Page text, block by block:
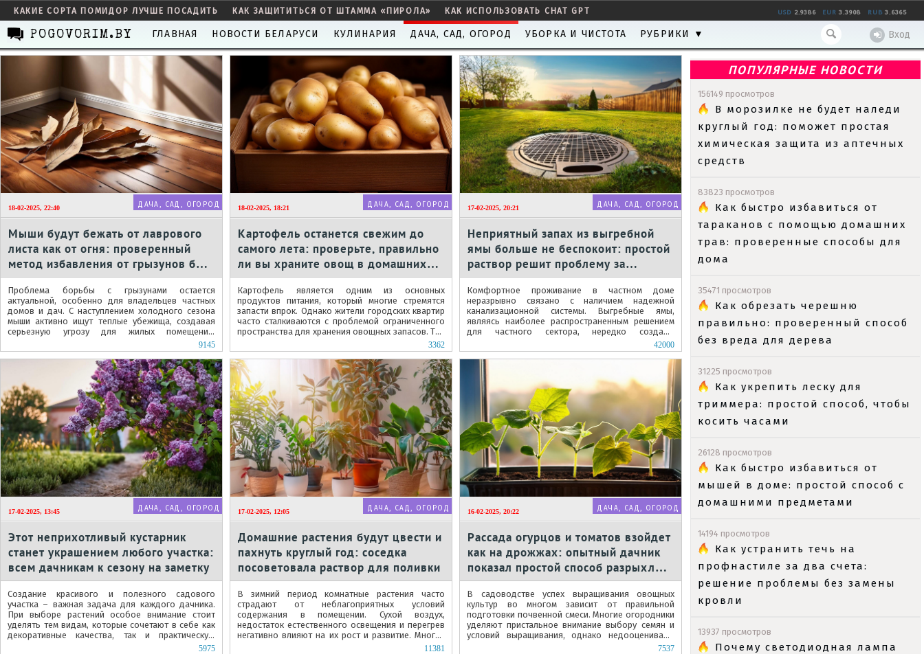
КАКИЕ СОРТА ПОМИДОР ЛУЧШЕ ПОСАДИТЬ КАК ЗАЩИТИТЬСЯ ОТ ШТАММА «ПИРОЛА» КАК ИСПОЛЬЗОВАТЬ CHAT GPT USD 2.9386 EUR 3.3908 RUB 3.6365
Вход
POGOVORIM.BY ГЛАВНАЯ НОВОСТИ БЕЛАРУСИ КУЛИНАРИЯ ДАЧА, САД, ОГОРОД УБОРКА И ЧИСТОТА РУБРИКИ ▼
ПОПУЛЯРНЫЕ НОВОСТИ
156149 просмотров
В морозилке не будет наледи
круглый год: поможет простая
химическая защита из аптечных
средств
83823 просмотров
Как быстро избавиться от
тараканов с помощью домашних
трав: проверенные способы для
дома
35471 просмотров
Как обрезать черешню
правильно: проверенный способ
без вреда для дерева
31225 просмотров
Как укрепить леску для
триммера: простой способ, чтобы
косить часами
26128 просмотров
Как быстро избавиться от
мышей в доме: простой способ с
домашними предметами
14194 просмотров
Как устранить течь на
профнастиле за два счета:
решение проблемы без замены
кровли
13937 просмотров
Почему светодиодная лампа
18-02-2025, 22:40 ДАЧА, САД, ОГОРОД
Мыши будут бежать от лаврового
листа как от огня: проверенный
метод избавления от грызунов без
всякой химии
Проблема борьбы с грызунами остается
актуальной, особенно для владельцев частных
домов и дач. С наступлением холодного сезона
мыши активно ищут теплые убежища, создавая
серьезную угрозу для жилых помещений.
9145
18-02-2025, 18:21 ДАЧА, САД, ОГОРОД
Картофель останется свежим до
самого лета: проверьте, правильно
ли вы храните овощ в домашних
условиях
Картофель является одним из основных
продуктов питания, который многие стремятся
запасти впрок. Однако жители городских квартир
часто сталкиваются с проблемой ограниченного
пространства для хранения овощных запасов. Тем
3362
17-02-2025, 20:21 ДАЧА, САД, ОГОРОД
Неприятный запах из выгребной
ямы больше не беспокоит: простой
раствор решит проблему за
несколько часов
Комфортное проживание в частном доме
неразрывно связано с наличием надежной
канализационной системы. Выгребные ямы,
являясь наиболее распространенным решением
для частного сектора, нередко создают
серьезные неудобства для домовладельцев.
Особенно...
42000
17-02-2025, 13:45 ДАЧА, САД, ОГОРОД
Этот неприхотливый кустарник
станет украшением любого участка:
всем дачникам к сезону на заметку
Создание красивого и полезного садового
участка – важная задача для каждого дачника.
При выборе растений особое внимание стоит
уделять тем видам, которые сочетают в себе как
декоративные качества, так и практическую
5975
17-02-2025, 12:05 ДАЧА, САД, ОГОРОД
Домашние растения будут цвести и
пахнуть круглый год: соседка
посоветовала раствор для поливки
В зимний период комнатные растения часто
страдают от неблагоприятных условий
содержания в помещении. Сухой воздух,
недостаток естественного освещения и перегрев
негативно влияют на их рост и развитие. Многие
11381
16-02-2025, 20:22 ДАЧА, САД, ОГОРОД
Рассада огурцов и томатов взойдет
как на дрожжах: опытный дачник
показал простой способ разрыхлить
грунт
В садоводстве успех выращивания овощных
культур во многом зависит от правильной
подготовки почвенной смеси. Многие огородники
уделяют пристальное внимание выбору семян и
условий выращивания, однако недооценивают
7537